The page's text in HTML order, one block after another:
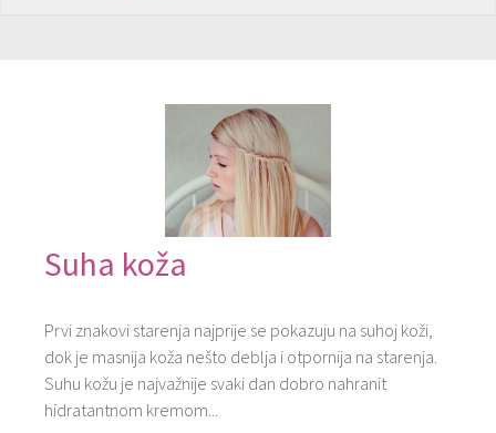
Suha koža
Prvi znakovi starenja najprije se pokazuju na suhoj koži,
dok je masnija koža nešto deblja i otpornija na starenja.
Suhu kožu je najvažnije svaki dan dobro nahranit
hidratantnom kremom...